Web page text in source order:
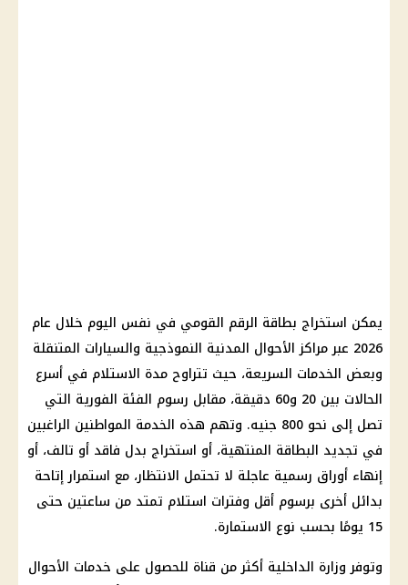
يمكن استخراج بطاقة الرقم القومي في نفس اليوم خلال عام
2026 عبر مراكز الأحوال المدنية النموذجية والسيارات المتنقلة
وبعض الخدمات السريعة، حيث تتراوح مدة الاستلام في أسرع
الحالات بين 20 و60 دقيقة، مقابل رسوم الفئة الفورية التي
تصل إلى نحو 800 جنيه. وتهم هذه الخدمة المواطنين الراغبين
في تجديد البطاقة المنتهية، أو استخراج بدل فاقد أو تالف، أو
إنهاء أوراق رسمية عاجلة لا تحتمل الانتظار، مع استمرار إتاحة
بدائل أخرى برسوم أقل وفترات استلام تمتد من ساعتين حتى
15 يومًا بحسب نوع الاستمارة.
وتوفر وزارة الداخلية أكثر من قناة للحصول على خدمات الأحوال